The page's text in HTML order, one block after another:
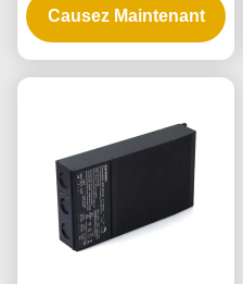
Causez Maintenant